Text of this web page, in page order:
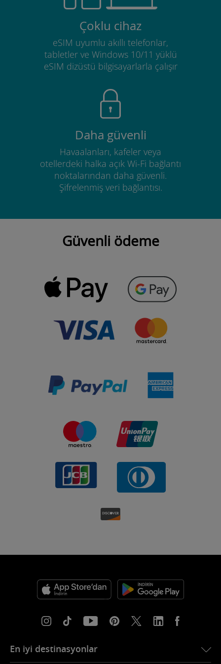
Çoklu cihaz
eSIM uyumlu akıllı telefonlar,
tabletler ve Windows 10/11 yüklü
eSIM dizüstü bilgisayarlarla çalışır
Daha güvenli
Havaalanları, kafeler veya
otellerdeki halka açık Wi-Fi bağlantı
noktalarından daha güvenli.
Şifrelenmiş veri bağlantısı.
Güvenli ödeme
En iyi destinasyonlar